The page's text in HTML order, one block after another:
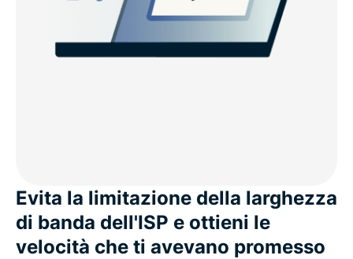
Evita la limitazione della larghezza
di banda dell'ISP e ottieni le
velocità che ti avevano promesso